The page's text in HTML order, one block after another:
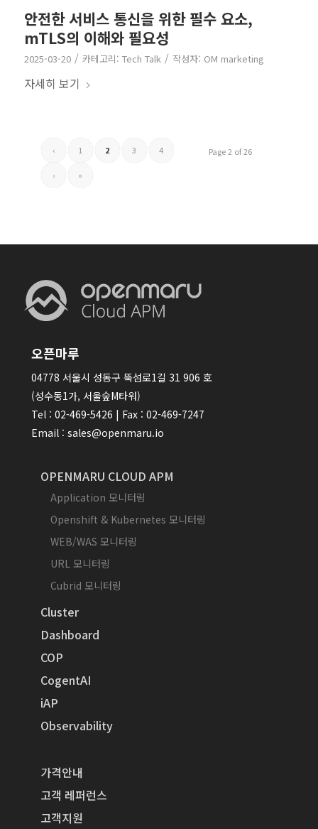
안전한 서비스 통신을 위한 필수 요소,
mTLS의 이해와 필요성
2025-03-20 / 카테고리: Tech Talk / 작성자: OM marketing
자세히 보기
Page 2 of 26
‹ 1 2 3 4
› »
오픈마루
04778 서울시 성동구 뚝섬로1길 31 906 호
(성수동1가, 서울숲M타워)
Tel : 02-469-5426 | Fax : 02-469-7247
Email : sales@openmaru.io
OPENMARU CLOUD APM
Application 모니터링
Openshift & Kubernetes 모니터링
WEB/WAS 모니터링
URL 모니터링
Cubrid 모니터링
Cluster
Dashboard
COP
CogentAI
iAP
Observability
가격안내
고객 레퍼런스
고객지원